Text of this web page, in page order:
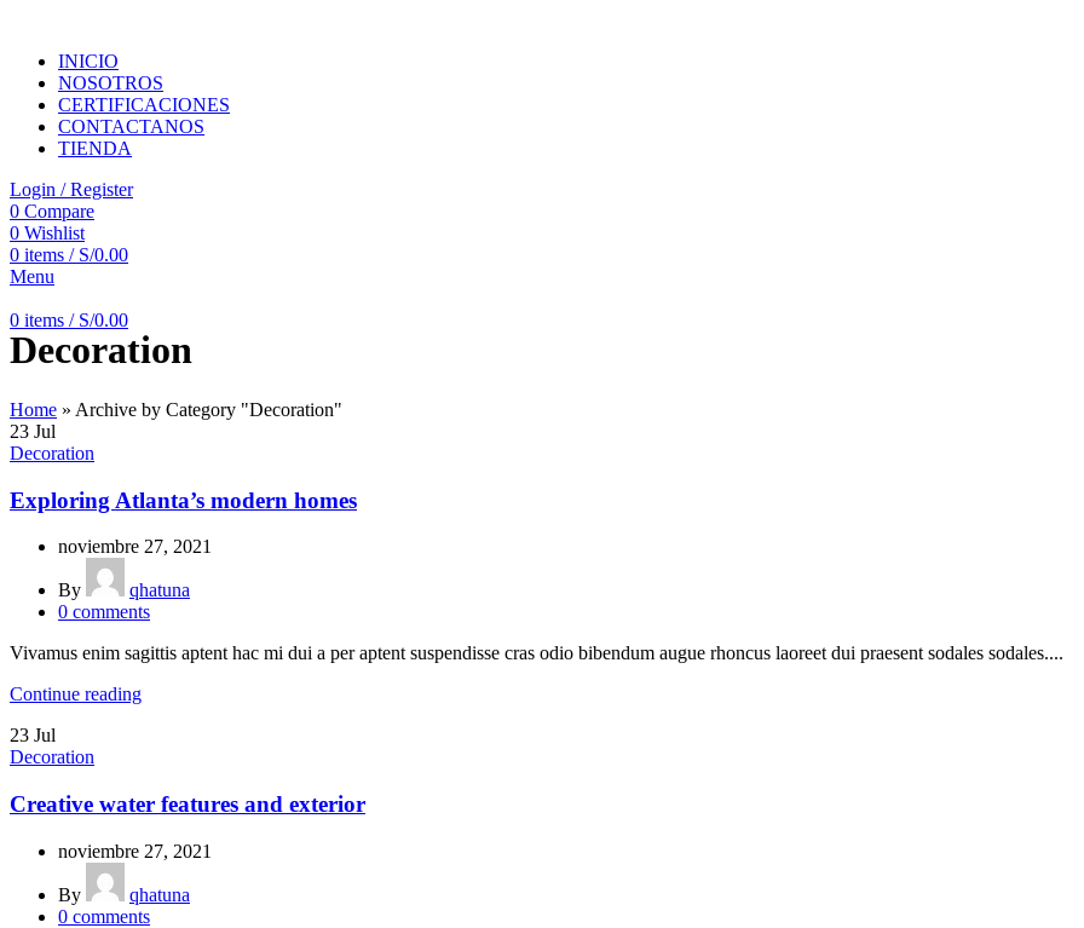
INICIO
NOSOTROS
CERTIFICACIONES
CONTACTANOS
TIENDA
Login / Register
0 Compare
0 Wishlist
0 items / S/0.00
Menu
0 items / S/0.00
Decoration
Home » Archive by Category "Decoration"
23 Jul
Decoration
Exploring Atlanta’s modern homes
noviembre 27, 2021
By
qhatuna
0 comments
Vivamus enim sagittis aptent hac mi dui a per aptent suspendisse cras odio bibendum augue rhoncus laoreet dui praesent sodales sodales....
Continue reading
23 Jul
Decoration
Creative water features and exterior
noviembre 27, 2021
By
qhatuna
0 comments